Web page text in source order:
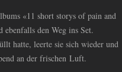
«11 short storys of pain and
ebenfalls den Weg ins Set.
hatte, leerte sie sich wieder und
an der frischen Luft.